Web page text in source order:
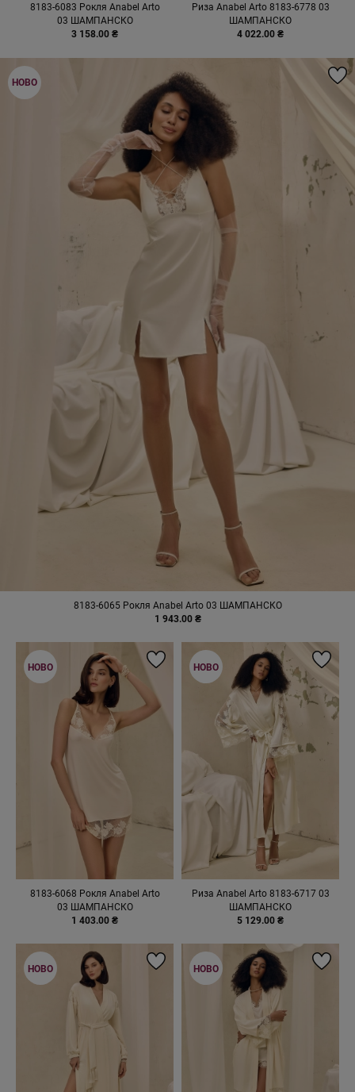
8183-6083 Рокля Anabel Arto
03 ШАМПАНСКО
3 158.00 ₴
Риза Anabel Arto 8183-6778 03
ШАМПАНСКО
4 022.00 ₴
8183-6065 Рокля Anabel Arto 03 ШАМПАНСКО
1 943.00 ₴
НОВО
8183-6068 Рокля Anabel Arto
03 ШАМПАНСКО
1 403.00 ₴
НОВО
Риза Anabel Arto 8183-6717 03
ШАМПАНСКО
5 129.00 ₴
НОВО
НОВО НОВО